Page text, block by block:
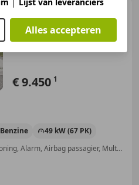
Kia Picanto
Airco /
€ 9.450 1
Benzine
49 kW (67 PK)
Garantie, Nieuwe APK, Airconditioning, Alarm, Airbag passagier, Multifunctioneel stuurwiel, Centrale deurvergrendeling met afstandsbediening, Radio
Alles accepteren